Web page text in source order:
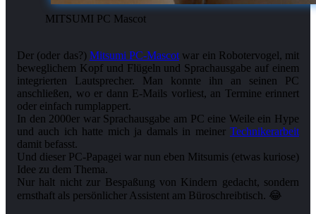
MITSUMI PC Mascot
Der (oder das?) Mitsumi PC-Mascot war ein Robotervogel, mit
beweglichem Kopf und Flügeln und Sprachausgabe auf einem
integrierten Lautsprecher. Man konnte ihn an seinen PC
anschließen, wo er dann E-Mails vorliest, an Termine erinnert
oder einfach rumplappert.
In den 2000er war Sprachausgabe am PC eine Weile ein Hype
und auch ich hatte mich ja damals in meiner Technikerarbeit
damit befasst.
Und dieser PC-Papagei war nun eben Mitsumis (etwas kuriose)
Idee zu dem Thema.
Nur halt nicht zur Bespaßung von Kindern gedacht, sondern
ernsthaft als persönlicher Assistent am Büroschreibtisch. 😂